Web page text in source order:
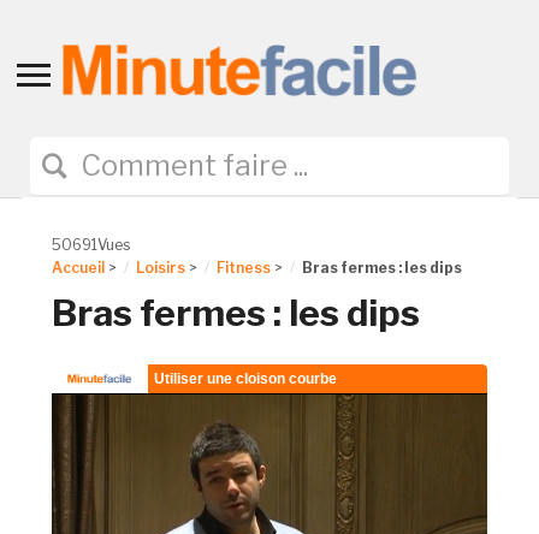
Toggle
navigation
50691Vues
Accueil > Loisirs > Fitness > Bras fermes : les dips
Bras fermes : les dips